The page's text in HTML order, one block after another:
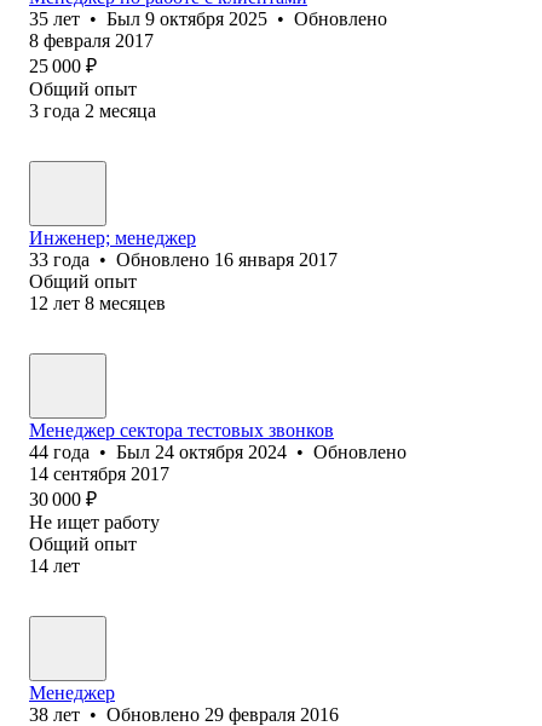
35 лет • Был 9 октября 2025 • Обновлено
8 февраля 2017
25 000 ₽
Общий опыт
3 года 2 месяца
Инженер; менеджер
33 года • Обновлено 16 января 2017
Общий опыт
12 лет 8 месяцев
Менеджер сектора тестовых звонков
44 года • Был 24 октября 2024 • Обновлено
14 сентября 2017
30 000 ₽
Не ищет работу
Общий опыт
14 лет
Менеджер
38 лет • Обновлено 29 февраля 2016